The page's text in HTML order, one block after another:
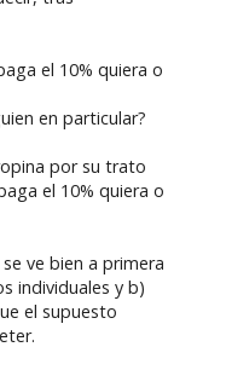
el 10% quiera o
en particular?
por su trato
el 10% quiera o
ve bien a primera
individuales y b)
el supuesto